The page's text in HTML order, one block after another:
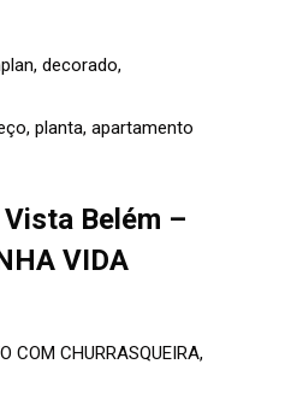
planta, apartamento
Belém –
VIDA
COM CHURRASQUEIRA,